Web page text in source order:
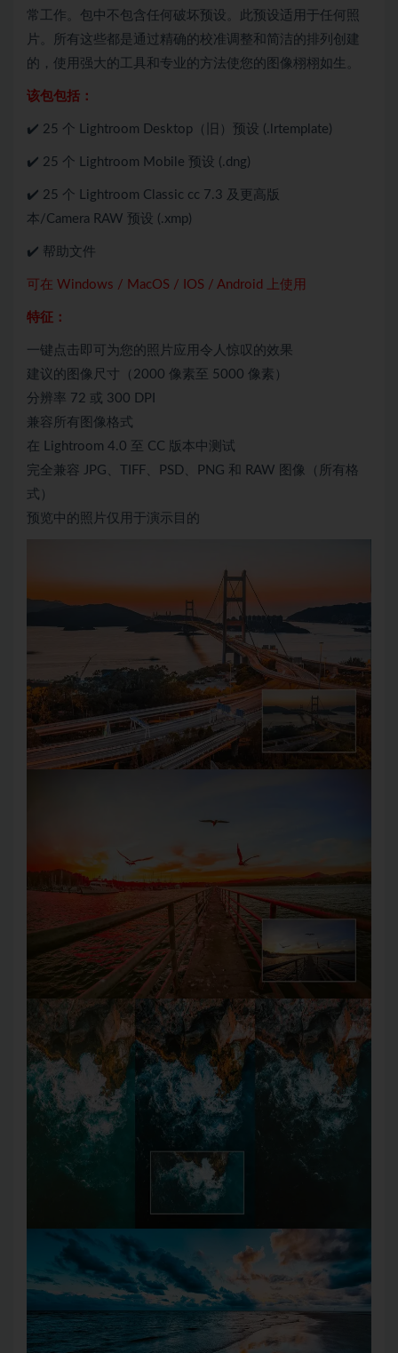
常工作。包中不包含任何破坏预设。此预设适用于任何照
片。所有这些都是通过精确的校准调整和简洁的排列创建
的，使用强大的工具和专业的方法使您的图像栩栩如生。
该包包括：
✔️ 25 个 Lightroom Desktop（旧）预设 (.lrtemplate)
✔️ 25 个 Lightroom Mobile 预设 (.dng)
✔️ 25 个 Lightroom Classic cc 7.3 及更高版
本/Camera RAW 预设 (.xmp)
✔️ 帮助文件
可在 Windows / MacOS / IOS / Android 上使用
特征：
一键点击即可为您的照片应用令人惊叹的效果
建议的图像尺寸（2000 像素至 5000 像素）
分辨率 72 或 300 DPI
兼容所有图像格式
在 Lightroom 4.0 至 CC 版本中测试
完全兼容 JPG、TIFF、PSD、PNG 和 RAW 图像（所有格
式）
预览中的照片仅用于演示目的